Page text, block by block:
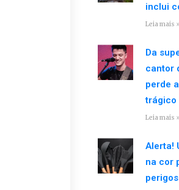
inclui
Leia mais
Da
cantor
perde
trágico
Leia mais
Alerta!
na cor